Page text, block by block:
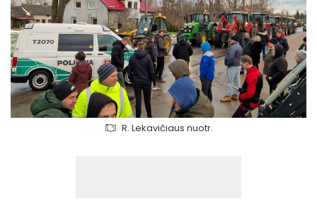
R. Lekavičiaus nuotr.